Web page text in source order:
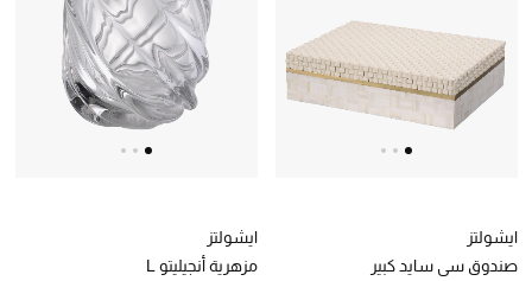
تشكيلة المناسبات للنساء
الحب للمحلي
الملابس الرياضية النسائية
حقائب وأحذية متطابقةايشولتز
صندوق سي سايد كبير
ايشولتز
مزهرية أنجيليتو L